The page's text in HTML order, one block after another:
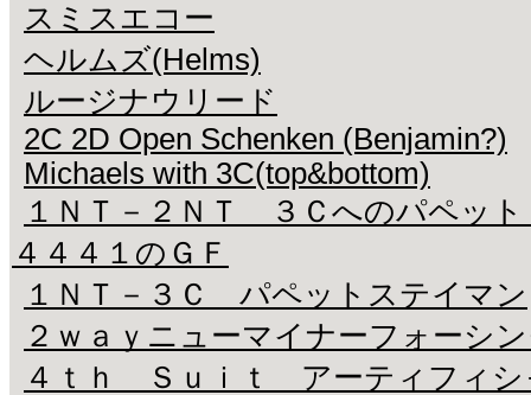
スミスエコー
ヘルムズ(Helms)
ルージナウリード
2C 2D Open Schenken (Benjamin?)
Michaels with 3C(top&bottom)
１ＮＴ－２ＮＴ ３Ｃへのパペ
４４４１のＧＦ
１ＮＴ－３Ｃ パペットステイマン
２ｗａｙニューマイナーフォーシ
４ｔｈ Ｓｕｉｔ アーティフィ